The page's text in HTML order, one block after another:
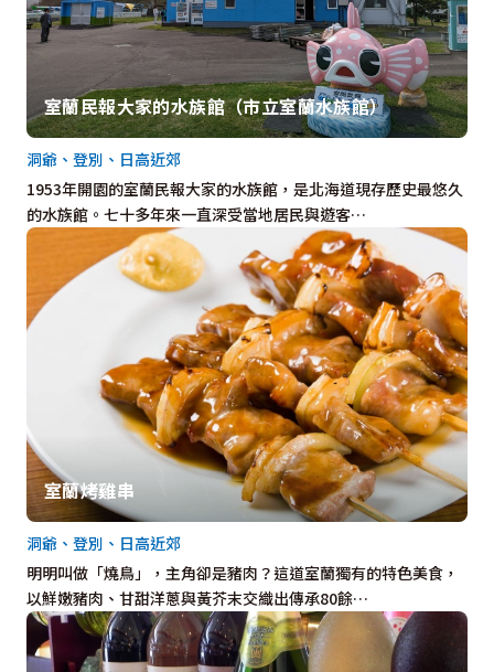
室蘭民報大家的水族館（市立室蘭水族館）
1953年開園的室蘭民報大家的水族館，是北海道現存歷史最悠久
的水族館。七十多年來一直深受當地居民與遊客…
洞爺、登別、日高近郊
室蘭烤雞串
明明叫做「燒鳥」，主角卻是豬肉？這道室蘭獨有的特色美食，
以鮮嫩豬肉、甘甜洋蔥與黃芥末交織出傳承80餘…
洞爺、登別、日高近郊